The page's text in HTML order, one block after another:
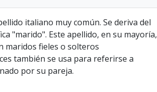
italiano muy común. Se deriva del
"marido". Este apellido, en su mayoría,
maridos fieles o solteros
también se usa para referirse a
por su pareja.